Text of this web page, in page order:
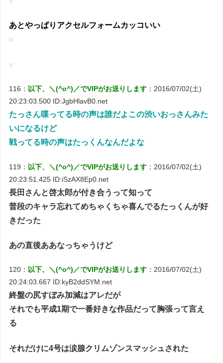
あとやっぱりアクセルフォームカッコいい
116： 以下、＼(^o^)／でVIPがお送りします ：2016/07/02(土)
20:23:03.500 ID:JgbHlavB0.net
たっさん喋ってる時の声は誰だよこの渋いおっさんみた
いになるけど
戦ってる時の声はたっくんなんだよな
119： 以下、＼(^o^)／でVIPがお送りします ：2016/07/02(土)
20:23:51.425 ID:iSzAX8Ep0.net
長田さんと啓太郎が付き合うって知って
普段のキャラ忘れてめちゃくちゃ喜んでるたっくんが好
きだった
あの直後ああなっちゃうけど
120： 以下、＼(^o^)／でVIPがお送りします ：2016/07/02(土)
20:24:03.667 ID:kyB2ddSYM.net
終盤の尻すぼみ加減はアレだが
それでも平成1期で一番好きな作品だって胸張って言え
る
それだけに4号は涙腺クリムゾンスマッシュされた